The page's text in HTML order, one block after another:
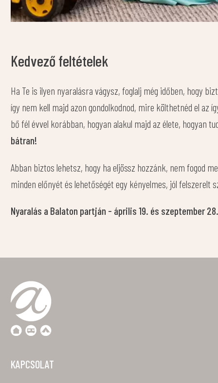
Kedvező feltételek
Ha Te is ilyen nyaralásra vágysz, foglalj még időben, hogy
így nem kell majd azon gondolkodnod, mire költhetnéd el
bő fél évvel korábban, hogyan alakul majd az élete, hogyan
bátran!
Abban biztos lehetsz, hogy ha eljössz hozzánk, nem fogod
minden előnyét és lehetőségét egy kényelmes, jól felszerelt
Nyaralás a Balaton partján - április 19. és szeptember
KAPCSOLAT